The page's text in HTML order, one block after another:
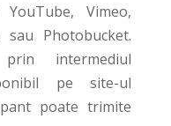
Vimeo,
sau Photobucket.
intermediul
pe site-ul
poate trimite